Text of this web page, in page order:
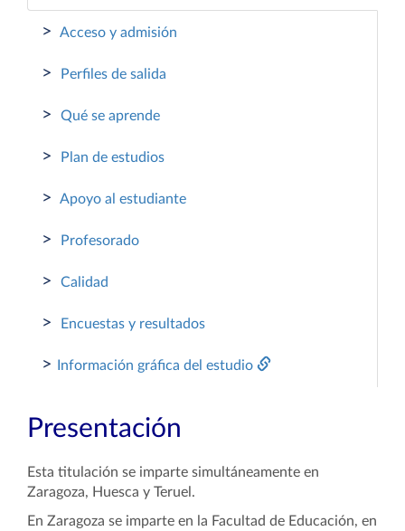
> Acceso y admisión
> Perfiles de salida
> Qué se aprende
> Plan de estudios
> Apoyo al estudiante
> Profesorado
> Calidad
> Encuestas y resultados
> Información gráfica del estudio
Presentación
Esta titulación se imparte simultáneamente en
Zaragoza, Huesca y Teruel.
En Zaragoza se imparte en la Facultad de Educación, en